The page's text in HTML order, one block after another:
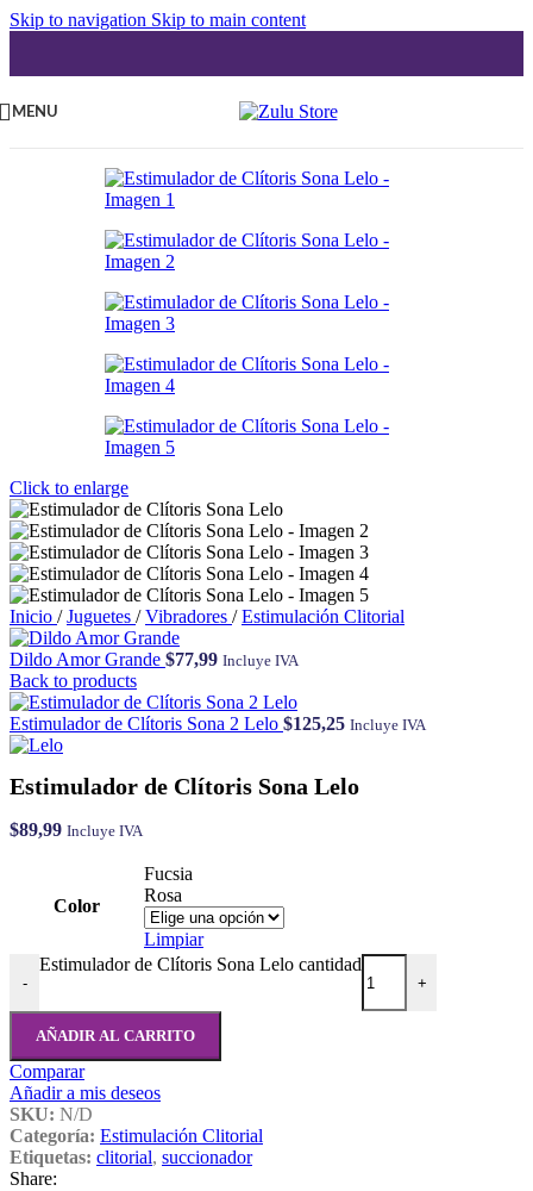
Skip to navigation Skip to main content
MENU
Click to enlarge
Inicio / Juguetes / Vibradores / Estimulación Clitorial
Dildo Amor Grande $77,99 Incluye IVA
Back to products
Estimulador de Clítoris Sona 2 Lelo $125,25 Incluye IVA
Estimulador de Clítoris Sona Lelo
$89,99 Incluye IVA
Color
Fucsia
Rosa
Limpiar
-
Estimulador de Clítoris Sona Lelo cantidad
+
AÑADIR AL CARRITO
Comparar
Añadir a mis deseos
SKU: N/D
Categoría: Estimulación Clitorial
Etiquetas: clitorial, succionador
Share: